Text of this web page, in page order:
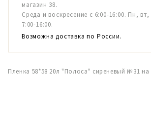
магазин 38.
Среда и воскресение с 6:00-16:00. Пн,
7:00-16:00.
Возможна доставка по России.
Пленка 58*58 20л "Полоса" сиреневый №31